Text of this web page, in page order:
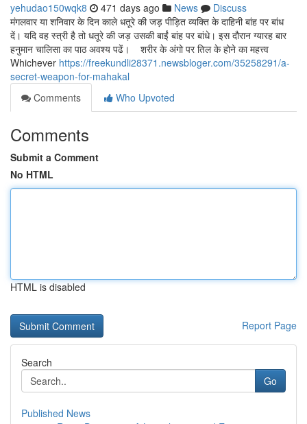
yehudao150wqk8 471 days ago News
Discuss
मंगलवार या शनिवार के दिन काले धतूरे की जड़ पीड़ित व्यक्ति के दाहिनी बांह पर बांध
दें। यदि वह स्त्री है तो धतूरे की जड़ उसकी बाईं बांह पर बांधे। इस दौरान ग्यारह बार
हनुमान चालिसा का पाठ अवश्य पढें। शरीर के अंगो पर तिल के होने का महत्त्व
Whichever https://freekundli28371.newsbloger.com/35258291/a-
secret-weapon-for-mahakal
Comments
Who Upvoted
Comments
Submit a Comment
No HTML
HTML is disabled
Report Page
Search
Go
Published News